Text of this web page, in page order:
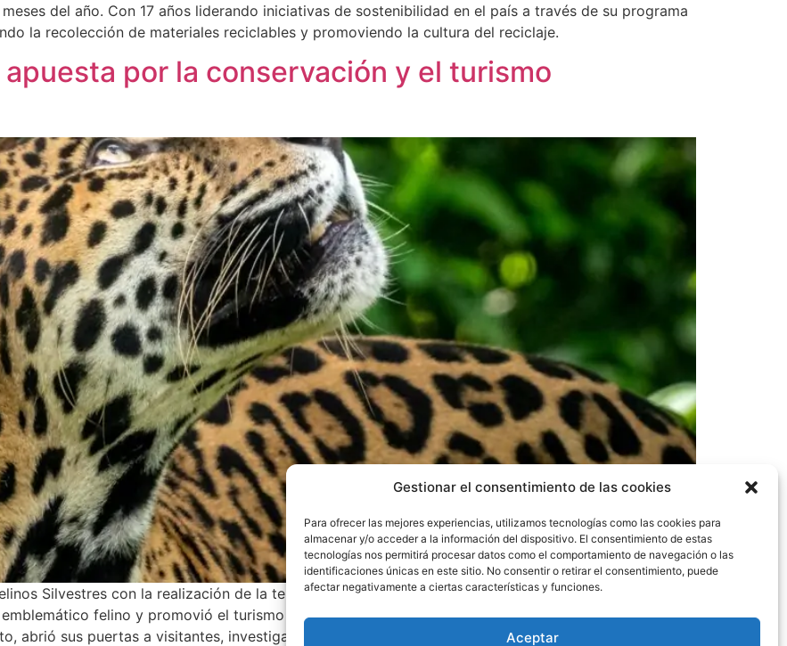
Gestionar el consentimiento de las cookies
Para ofrecer las mejores experiencias, utilizamos tecnologías como las cookies para
almacenar y/o acceder a la información del dispositivo. El consentimiento de estas
tecnologías nos permitirá procesar datos como el comportamiento de navegación o las
identificaciones únicas en este sitio. No consentir o retirar el consentimiento, puede
afectar negativamente a ciertas características y funciones.
Aceptar
del año. Con 17 años liderando iniciativas de sostenibilidad en el país a través de su programa
la recolección de materiales reciclables y promoviendo la cultura del reciclaje.
por la conservación y el turismo
Silvestres con la realización de la tercera edición del Festival del Jaguar, un evento que
felino y promovió el turismo rural sostenible en la región. La comunidad organizada de
abrió sus puertas a visitantes, investigadores y aliados estratégicos para destacar la importancia